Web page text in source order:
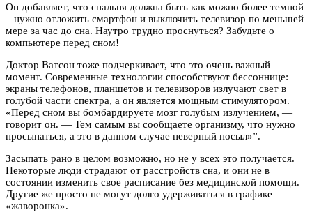
Он добавляет, что спальня должна быть как можно более темной
– нужно отложить смартфон и выключить телевизор по меньшей
мере за час до сна. Наутро трудно проснуться? Забудьте о
компьютере перед сном!
Доктор Ватсон тоже подчеркивает, что это очень важный
момент. Современные технологии способствуют бессоннице:
экраны телефонов, планшетов и телевизоров излучают свет в
голубой части спектра, а он является мощным стимулятором.
«Перед сном вы бомбардируете мозг голубым излучением, —
говорит он. — Тем самым вы сообщаете организму, что нужно
просыпаться, а это в данном случае неверный посыл»”.
Засыпать рано в целом возможно, но не у всех это получается.
Некоторые люди страдают от расстройств сна, и они не в
состоянии изменить свое расписание без медицинской помощи.
Другие же просто не могут долго удерживаться в графике
«жаворонка».